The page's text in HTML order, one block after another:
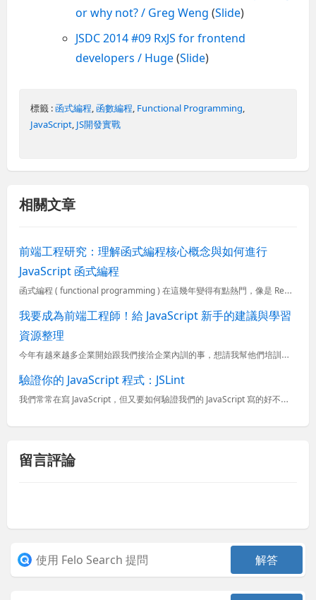
or why not? / Greg Weng (Slide)
JSDC 2014 #09 RxJS for frontend
developers / Huge(Slide)
標籤 :函式編程,函數編程, Functional Programming,
JavaScript, JS開發實戰
相關文章
前端工程研究：理解函式編程核心概念與如何進行
JavaScript 函式編程
函式編程 ( functional programming ) 在這幾年變得有點熱門，像是 React 這套 JavaScript 框架，如果想學好他，通常也都必須要先熟悉函式編程的開發方法才行。畢竟
我要成為前端工程師！給 JavaScript 新手的建議與學習
資源整理
今年有越來越多企業開始跟我們接洽企業內訓的事，想請我幫他們培訓前端工程師，但你知道一個好的前端工程師絕對不是兩三個月可以養成的，需要多年的努力與磨練才會有點成績。而這幾年可謂前端正夯，有為數不少的人開
驗證你的 JavaScript 程式：JSLint
我們常常在寫 JavaScript，但又要如何驗證我們的 JavaScript 寫的好不好呢？有個 JSLint 網站就幫我們做這件事。之前我也是認為在寫 JavaScript 的時候都覺得只要跑起來...
留言評論